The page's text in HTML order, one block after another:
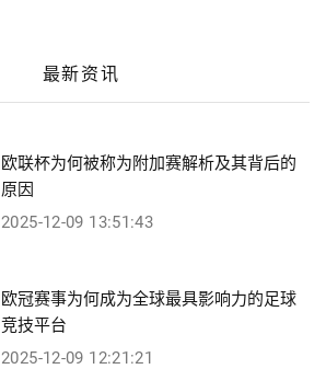
最新资讯
欧联杯为何被称为附加赛解析及其背后的
原因
2025-12-09 13:51:43
欧冠赛事为何成为全球最具影响力的足球
竞技平台
2025-12-09 12:21:21